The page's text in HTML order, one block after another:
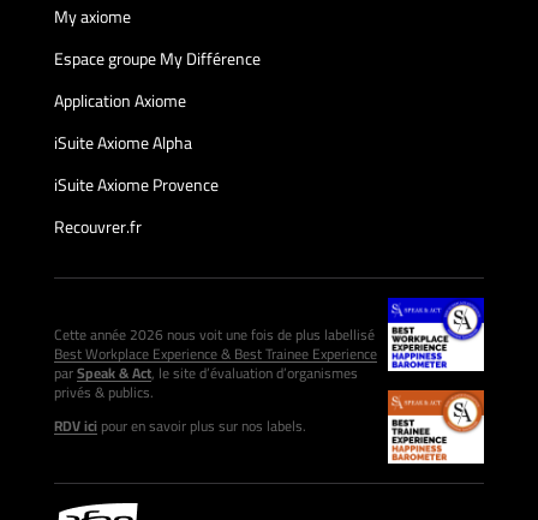
My axiome
Espace groupe My Différence
Application Axiome
iSuite Axiome Alpha
iSuite Axiome Provence
Recouvrer.fr
Cette année 2026 nous voit une fois de plus labellisé
Best Workplace Experience & Best Trainee Experience
parSpeak & Act, le site d’évaluation d’organismes
privés & publics.
RDV icipour en savoir plus sur nos labels.